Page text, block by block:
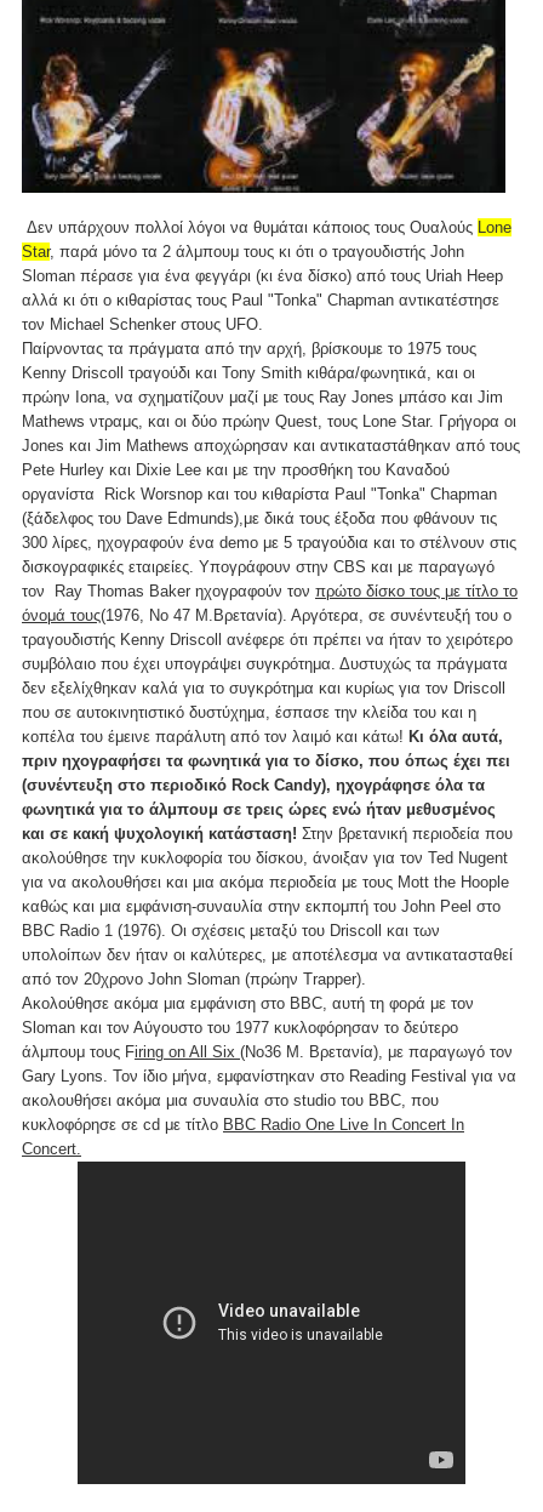
Δεν υπάρχουν πολλοί λόγοι να θυμάται κάποιος τους Ουαλούς Lone
Star, παρά μόνο τα 2 άλμπουμ τους κι ότι ο τραγουδιστής John
Sloman πέρασε για ένα φεγγάρι (κι ένα δίσκο) από τους Uriah Heep
αλλά κι ότι ο κιθαρίστας τους Paul "Tonka" Chapman αντικατέστησε
τον Michael Schenker στους UFO.
Παίρνοντας τα πράγματα από την αρχή, βρίσκουμε το 1975 τους
Kenny Driscoll τραγούδι και Tony Smith κιθάρα/φωνητικά, και οι
πρώην Iona, να σχηματίζουν μαζί με τους Ray Jones μπάσο και Jim
Mathews ντραμς, και οι δύο πρώην Quest, τους Lone Star. Γρήγορα οι
Jones και Jim Mathews αποχώρησαν και αντικαταστάθηκαν από τους
Pete Hurley και Dixie Lee και με την προσθήκη του Καναδού
οργανίστα Rick Worsnop και του κιθαρίστα Paul "Tonka" Chapman
(ξάδελφος του Dave Edmunds),με δικά τους έξοδα που φθάνουν τις
300 λίρες, ηχογραφούν ένα demo με 5 τραγούδια και το στέλνουν στις
δισκογραφικές εταιρείες. Υπογράφουν στην CBS και με παραγωγό
τον Ray Thomas Baker ηχογραφούν τον πρώτο δίσκο τους με τίτλο το
όνομά τους(1976, Νο 47 Μ.Βρετανία). Αργότερα, σε συνέντευξή του ο
τραγουδιστής Kenny Driscoll ανέφερε ότι πρέπει να ήταν το χειρότερο
συμβόλαιο που έχει υπογράψει συγκρότημα. Δυστυχώς τα πράγματα
δεν εξελίχθηκαν καλά για το συγκρότημα και κυρίως για τον Driscoll
που σε αυτοκινητιστικό δυστύχημα, έσπασε την κλείδα του και η
κοπέλα του έμεινε παράλυτη από τον λαιμό και κάτω! Κι όλα αυτά,
πριν ηχογραφήσει τα φωνητικά για το δίσκο, που όπως έχει πει
(συνέντευξη στο περιοδικό Rock Candy), ηχογράφησε όλα τα
φωνητικά για το άλμπουμ σε τρεις ώρες ενώ ήταν μεθυσμένος
και σε κακή ψυχολογική κατάσταση! Στην βρετανική περιοδεία που
ακολούθησε την κυκλοφορία του δίσκου, άνοιξαν για τον Ted Nugent
για να ακολουθήσει και μια ακόμα περιοδεία με τους Mott the Hoople
καθώς και μια εμφάνιση-συναυλία στην εκπομπή του John Peel στο
BBC Radio 1 (1976). Οι σχέσεις μεταξύ του Driscoll και των
υπολοίπων δεν ήταν οι καλύτερες, με αποτέλεσμα να αντικατασταθεί
από τον 20χρονο John Sloman (πρώην Trapper).
Ακολούθησε ακόμα μια εμφάνιση στο BBC, αυτή τη φορά με τον
Sloman και τον Αύγουστο του 1977 κυκλοφόρησαν το δεύτερο
άλμπουμ τους Firing on All Six (No36 Μ. Βρετανία), με παραγωγό τον
Gary Lyons. Τον ίδιο μήνα, εμφανίστηκαν στο Reading Festival για να
ακολουθήσει ακόμα μια συναυλία στο studio του BBC, που
κυκλοφόρησε σε cd με τίτλο BBC Radio One Live In Concert In
Concert.